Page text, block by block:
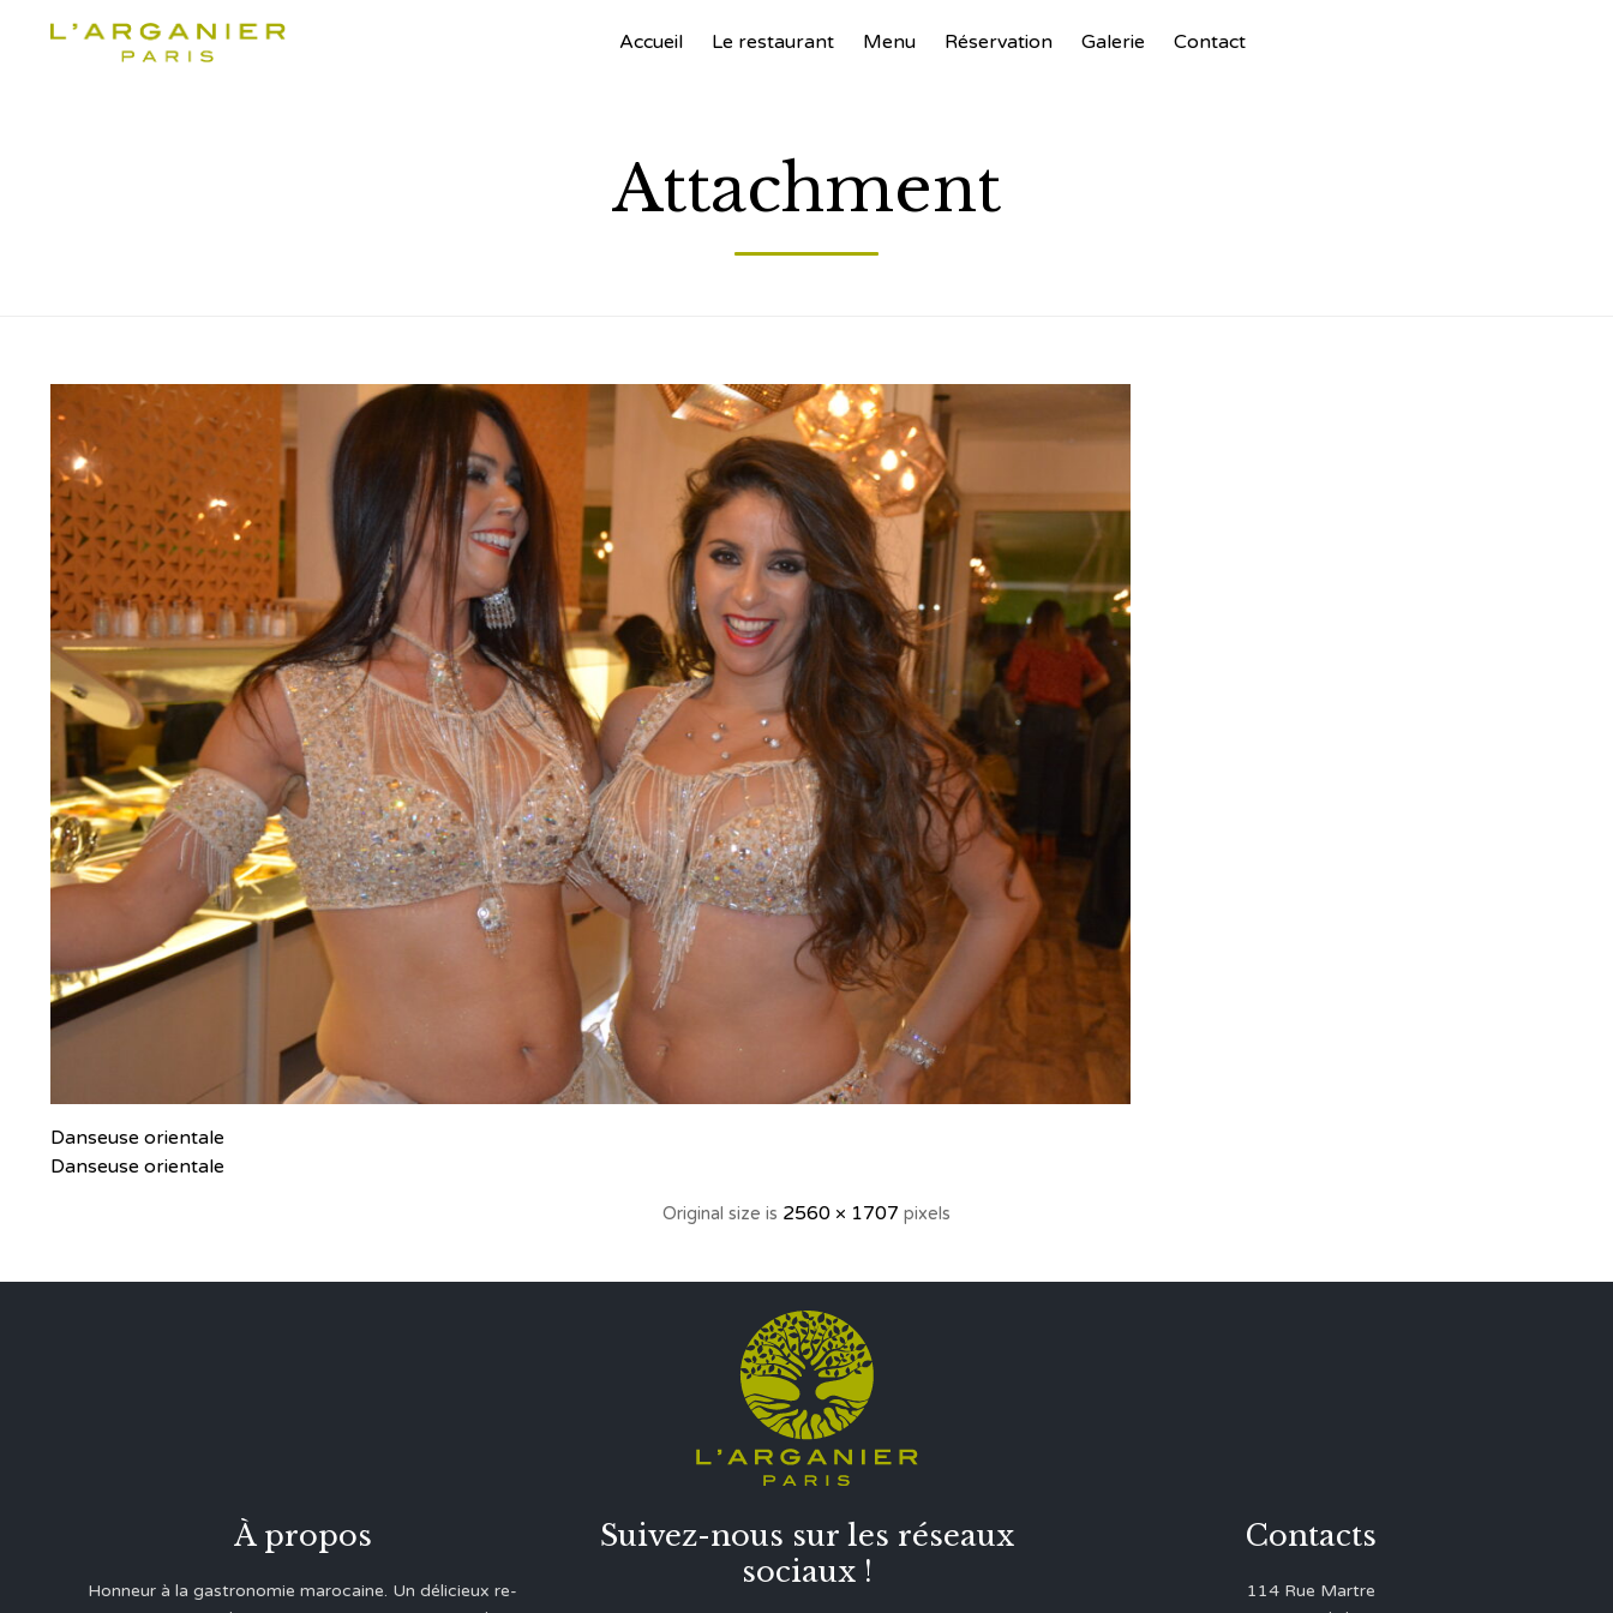
Accueil Le restaurant Menu Réservation Galerie Contact
Attachment
Danseuse orientale
Danseuse orientale
Original size is 2560 × 1707 pixels
À propos
Honneur à la gastronomie marocaine. Un délicieux re-
Suivez-nous sur les réseaux
sociaux !
Contacts
114 Rue Martre